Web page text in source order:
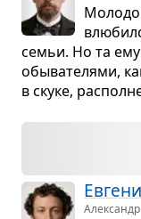
семьи. Но та ему
обы­ва­те­лями,
в скуке,